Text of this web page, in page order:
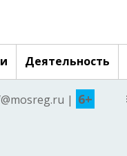
Деятельность
| 6+